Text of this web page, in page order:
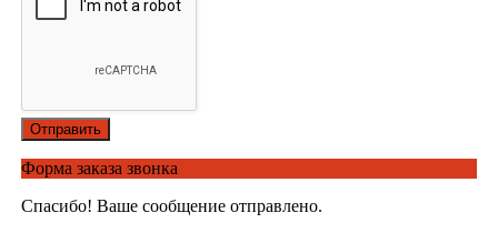
Отправить
Форма заказа звонка
Спасибо! Ваше сообщение отправлено.